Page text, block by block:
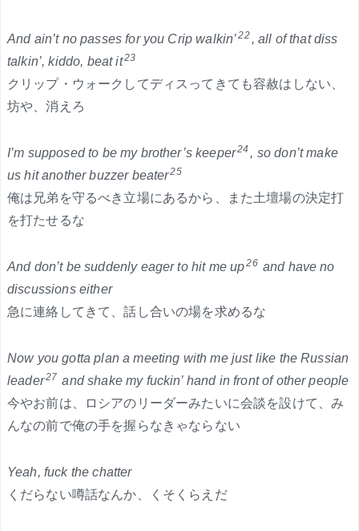
And ain’t no passes for you Crip walkin’22 , all of that diss
talkin’, kiddo, beat it23
クリップ・ウォークしてディスってきても容赦はしない、
坊や、消えろ
I’m supposed to be my brother’s keeper24 , so don’t make
us hit another buzzer beater25
俺は兄弟を守るべき立場にあるから、また土壇場の決定打
を打たせるな
And don’t be suddenly eager to hit me up26 and have no
discussions either
急に連絡してきて、話し合いの場を求めるな
Now you gotta plan a meeting with me just like the Russian
leader27 and shake my fuckin’ hand in front of other people
今やお前は、ロシアのリーダーみたいに会談を設けて、み
んなの前で俺の手を握らなきゃならない
Yeah, fuck the chatter
くだらない噂話なんか、くそくらえだ